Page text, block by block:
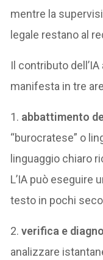
mentre la
legale restano al
Il contributo
manifesta in tre
1. abbattimento
“burocratese” o
linguaggio chiaro
L’IA può eseguire
testo in pochi
2.verifica e
analizzare